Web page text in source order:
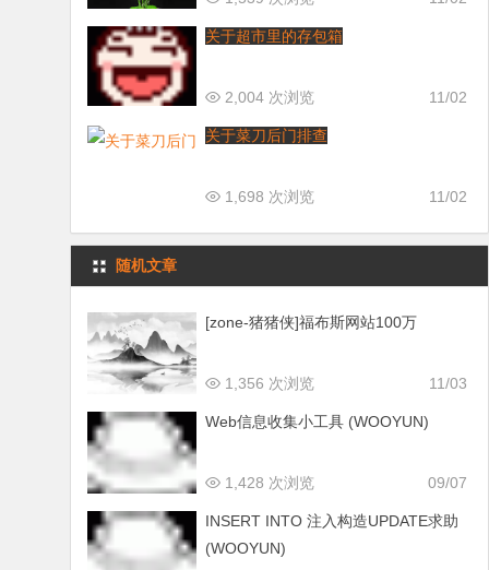
关于超市里的存包箱
11/02
2,004 次浏览
关于菜刀后门排查
11/02
1,698 次浏览
随机文章
[zone-猪猪侠]福布斯网站100万
11/03
1,356 次浏览
Web信息收集小工具 (WOOYUN)
09/07
1,428 次浏览
INSERT INTO 注入构造UPDATE求助
(WOOYUN)